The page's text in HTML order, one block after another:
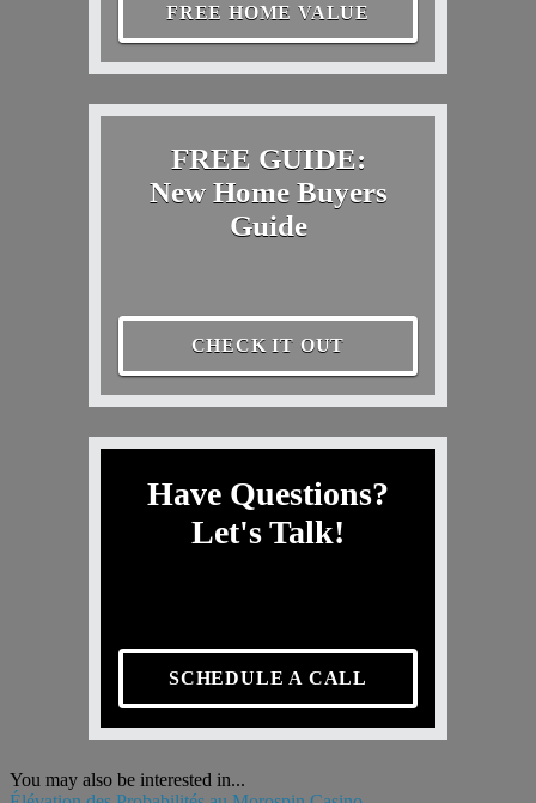
FREE HOME VALUE
FREE GUIDE:
New Home Buyers
Guide
CHECK IT OUT
Have Questions?
Let's Talk!
SCHEDULE A CALL
You may also be interested in...